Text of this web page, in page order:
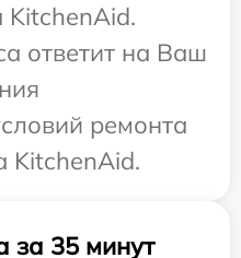
KitchenAid.
ответит на Ваш
ремонта
KitchenAid.
за 35 минут